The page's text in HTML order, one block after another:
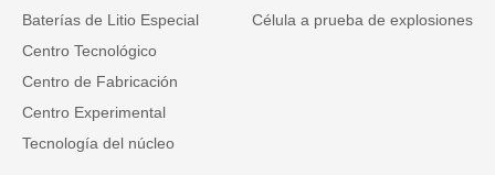
Baterías de Litio Especial
Centro Tecnológico
Centro de Fabricación
Centro Experimental
Tecnología del núcleo
Célula a prueba de explosiones